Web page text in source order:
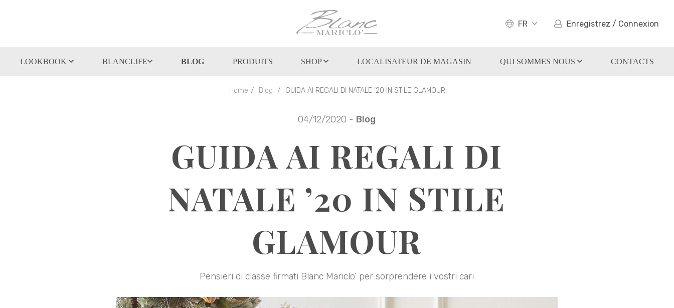
FR Enregistrez / Connexion
LOOKBOOK BLANCLIFE BLOG PRODUITS SHOP LOCALISATEUR DE MAGASIN QUI SOMMES NOUS CONTACTS
Home Blog GUIDA AI REGALI DI NATALE ’20 IN STILE GLAMOUR
04/12/2020 - Blog
GUIDA AI REGALI DI
NATALE ’20 IN STILE
GLAMOUR
Pensieri di classe firmati Blanc Mariclo’ per sorprendere i vostri cari